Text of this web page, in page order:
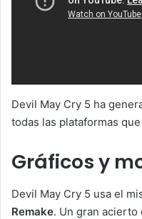
Devil May Cry 5 ha
todas las plataformas
Gráficos y
Devil May Cry 5 usa el
Remake. Un gran acierto